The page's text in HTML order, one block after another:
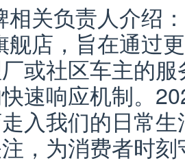
相关负责人介绍
舰店，旨在通过
或社区车主的
速响应机制。
入我们的日常
，为消费者时